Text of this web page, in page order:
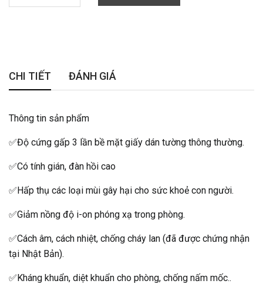
CHI TIẾT ĐÁNH GIÁ
Thông tin sản phẩm
✅Độ cứng gấp 3 lần bề mặt giấy dán tường thông thường.
✅Có tính gián, đàn hồi cao
✅Hấp thụ các loại mùi gây hại cho sức khoẻ con người.
✅Giảm nồng độ i-on phóng xạ trong phòng.
✅Cách âm, cách nhiệt, chống cháy lan (đã được chứng nhận
tại Nhật Bản).
✅Kháng khuẩn, diệt khuẩn cho phòng, chống nấm mốc..